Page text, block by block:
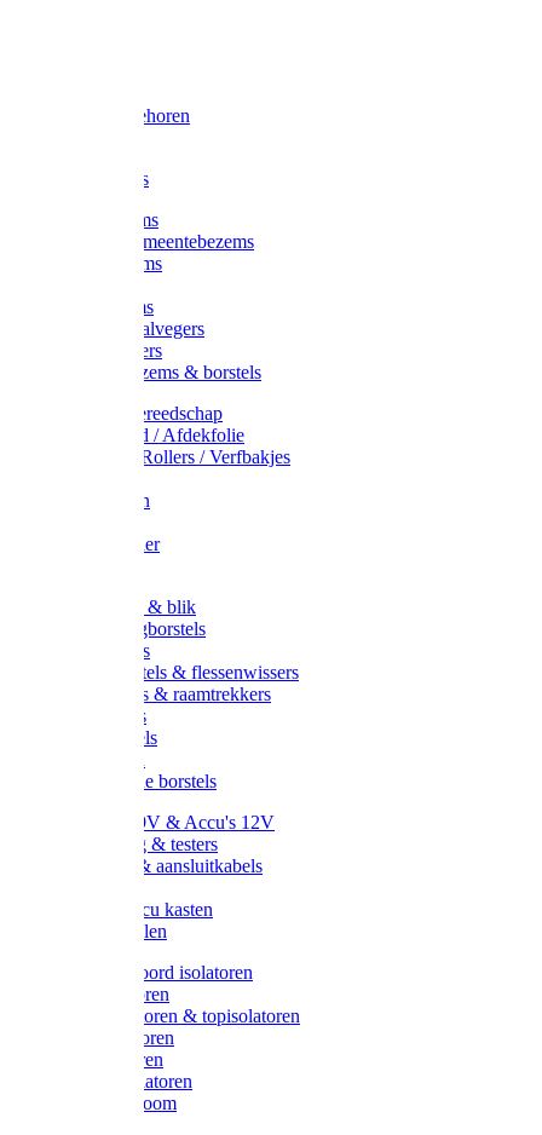
Slede toebehoren
Composters
Straatbezems
Stads- / Gemeentebezems
Terrasbezems
Gootbezems
Kamer-/Zaalvegers
Vloertrekkers
Onkruidbezems & borstels
Schildersgereedschap
Afplakband / Afdekfolie
Kwasten / Rollers / Verfbakjes
Afdekfoliën
Schuurpapier
Handveger & blik
Voetenveegborstels
Handvegers
Afwasborstels & flessenwissers
Wasborstels & raamtrekkers
Tonborstels
Werkborstels
Hygienische borstels
Batterijen 9V & Accu's 12V
Beveiliging & testers
Kabelsets & aansluitkabels
Metalen accu kasten
Zonnepanelen
Draad & koord isolatoren
Ringisolatoren
Extra isolatoren & topisolatoren
Hoekisolatoren
Lintisolatoren
Afstandisolatoren
Isolatorenboom